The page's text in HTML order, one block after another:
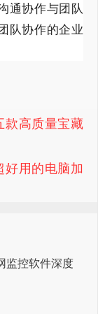
通协作与团队
队协作的企业
款高质量宝藏
好用的电脑加
监控软件深度